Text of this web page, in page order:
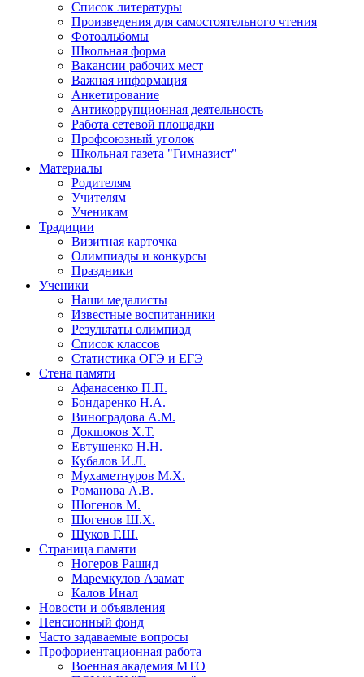
Список литературы
Произведения для самостоятельного чтения
Фотоальбомы
Школьная форма
Вакансии рабочих мест
Важная информация
Анкетирование
Антикоррупционная деятельность
Работа сетевой площадки
Профсоюзный уголок
Школьная газета "Гимназист"
Материалы
Родителям
Учителям
Ученикам
Традиции
Визитная карточка
Олимпиады и конкурсы
Праздники
Ученики
Наши медалисты
Известные воспитанники
Результаты олимпиад
Список классов
Статистика ОГЭ и ЕГЭ
Стена памяти
Афанасенко П.П.
Бондаренко Н.А.
Виноградова А.М.
Докшоков Х.Т.
Евтушенко Н.Н.
Кубалов И.Л.
Мухаметнуров М.Х.
Романова А.В.
Шогенов М.
Шогенов Ш.Х.
Шуков Г.Ш.
Страница памяти
Ногеров Рашид
Маремкулов Азамат
Калов Инал
Новости и объявления
Пенсионный фонд
Часто задаваемые вопросы
Профориентационная работа
Военная академия МТО